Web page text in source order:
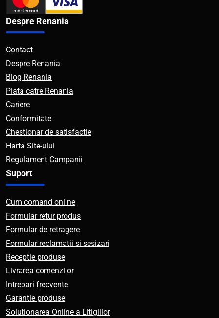
Despre Renania
Contact
Despre Renania
Blog Renania
Plata catre Renania
Cariere
Conformitate
Chestionar de satisfactie
Harta Site-ului
Regulament Campanii
Suport
Cum comand online
Formular retur produs
Formular de retragere
Formular reclamatii si sesizari
Receptie produse
Livrarea comenzilor
Intrebari frecvente
Garantie produse
Solutionarea Online a Litigiilor